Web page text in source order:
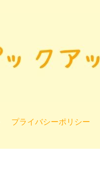
プライバシーポリシー